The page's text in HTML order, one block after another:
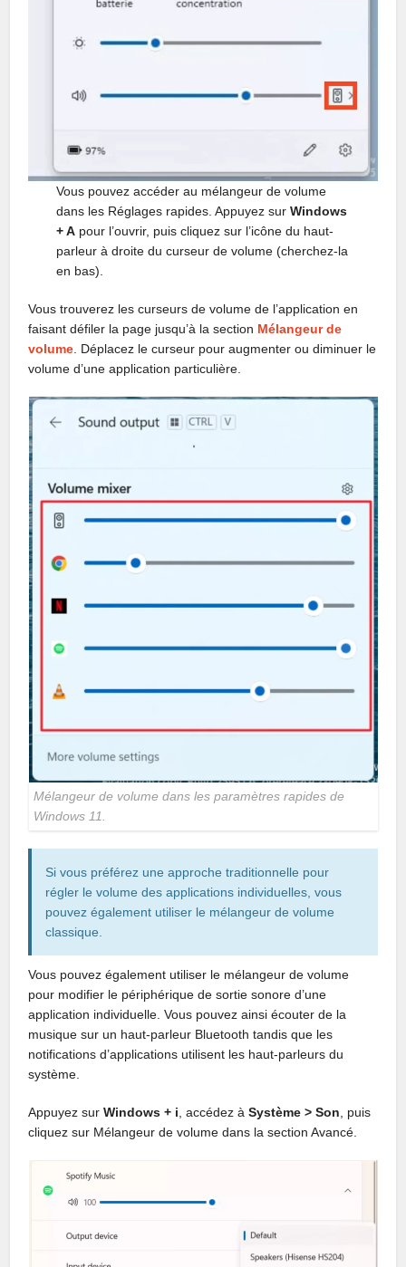
Vous pouvez accéder au mélangeur de volume
dans les Réglages rapides. Appuyez surWindows
+ A pour l’ouvrir, puis cliquez sur l’icône du haut-
parleur à droite du curseur de volume (cherchez-la
en bas).
Vous trouverez les curseurs de volume de l’application en
faisant défiler la page jusqu’à la section Mélangeur de
volume . Déplacez le curseur pour augmenter ou diminuer le
volume d’une application particulière.
Mélangeur de volume dans les paramètres rapides de
Windows 11.
Si vous préférez une approche traditionnelle pour
régler le volume des applications individuelles, vous
pouvez également utiliser le mélangeur de volume
classique.
Vous pouvez également utiliser le mélangeur de volume
pour modifier le périphérique de sortie sonore d’une
application individuelle. Vous pouvez ainsi écouter de la
musique sur un haut-parleur Bluetooth tandis que les
notifications d’applications utilisent les haut-parleurs du
système.
Appuyez surWindows + i , accédez àSystème > Son , puis
cliquez sur Mélangeur de volume dans la section Avancé.